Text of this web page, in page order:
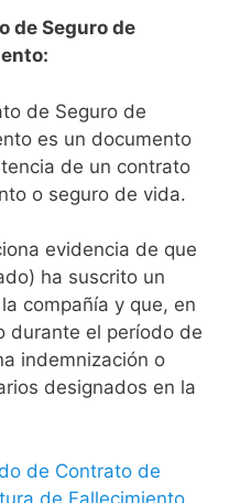
de Seguro de
de Seguro de
es un documento
de un contrato
o seguro de vida.
evidencia de que
ha suscrito un
compañía y que, en
durante el período de
indemnización o
designados en la
de Contrato de
de Fallecimiento